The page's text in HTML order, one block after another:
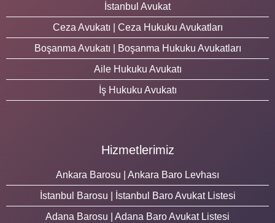
İstanbul Avukat
Ceza Avukatı | Ceza Hukuku Avukatları
Boşanma Avukatı | Boşanma Hukuku Avukatları
Aile Hukuku Avukatı
İş Hukuku Avukatı
Hizmetlerimiz
Ankara Barosu | Ankara Baro Levhası
İstanbul Barosu | İstanbul Baro Avukat Listesi
Adana Barosu | Adana Baro Avukat Listesi